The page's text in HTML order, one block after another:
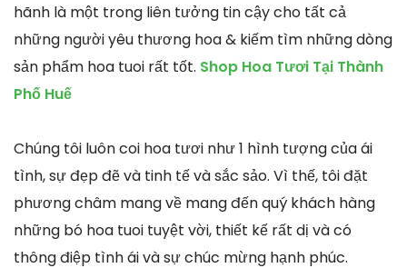
hãnh là một trong liên tưởng tin cậy cho tất cả
những người yêu thương hoa & kiếm tìm những dòng
sản phẩm hoa tuoi rất tốt. Shop Hoa Tươi Tại Thành
Phố Huế
Chúng tôi luôn coi hoa tươi như 1 hình tượng của ái
tình, sự đẹp đẽ và tinh tế và sắc sảo. Vì thế, tôi đặt
phương châm mang về mang đến quý khách hàng
những bó hoa tuoi tuyệt vời, thiết kế rất dị và có
thông điệp tình ái và sự chúc mừng hạnh phúc.